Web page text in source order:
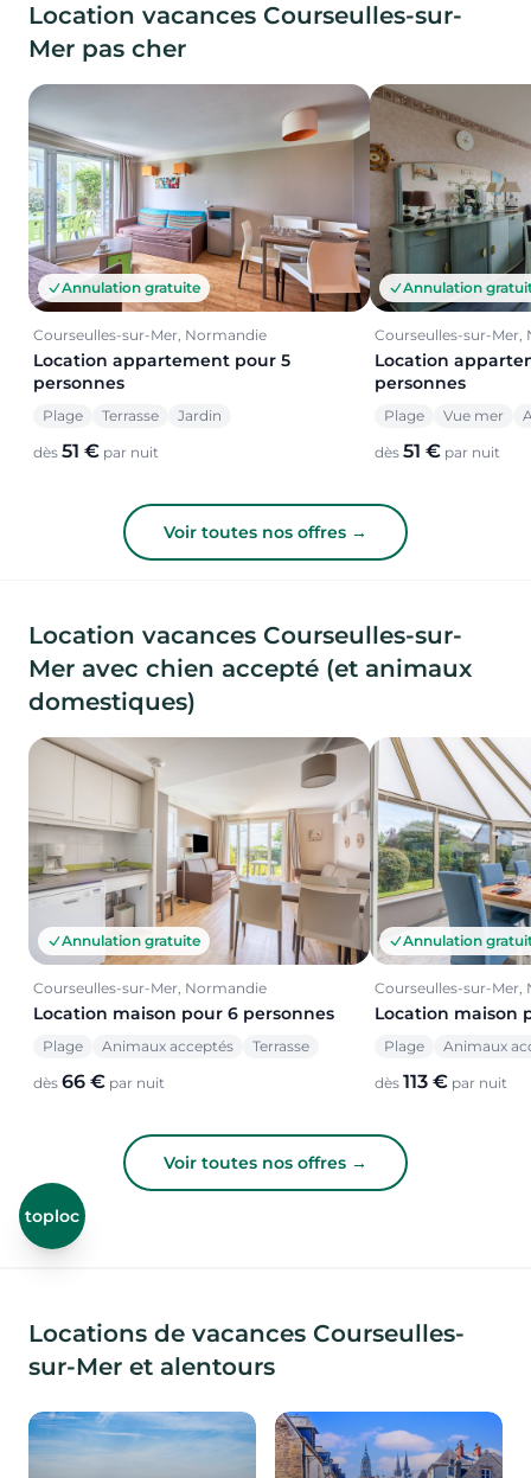
Location vacances Courseulles-sur-
Mer pas cher
Annulation gratuite
Courseulles-sur-Mer, Normandie
Location appartement pour 5
personnes
Plage Terrasse Jardin
dès 51 € par nuit
Annulation
Courseulles-sur-Mer,
Location
personnes
Plage Vue mer
dès 51 € par nuit
Voir toutes nos offres →
Location vacances Courseulles-sur-
Mer avec chien accepté (et animaux
domestiques)
Annulation gratuite
Courseulles-sur-Mer, Normandie
Location maison pour 6 personnes
Plage Animaux acceptés Terrasse
dès 66 € par nuit
Annulation
Courseulles-sur-Mer,
Location maison
Plage Animaux
dès 113 € par nuit
Voir toutes nos offres →
toploc
Locations de vacances Courseulles-
sur-Mer et alentours